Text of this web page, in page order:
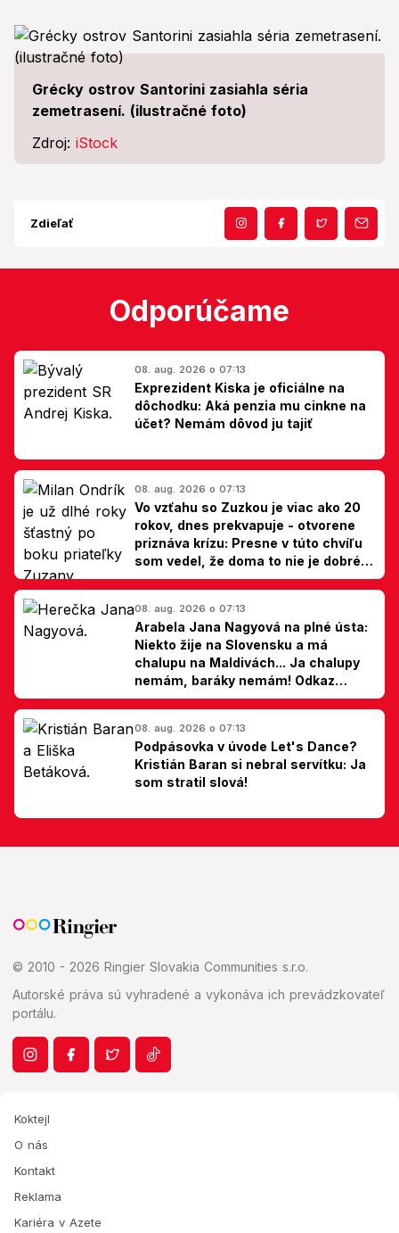
Grécky ostrov Santorini zasiahla séria
zemetrasení. (ilustračné foto)
Zdroj: iStock
Zdieľať
Odporúčame
08. aug. 2026 o 07:13
Exprezident Kiska je oficiálne na
dôchodku: Aká penzia mu cinkne na
účet? Nemám dôvod ju tajiť
08. aug. 2026 o 07:13
Vo vzťahu so Zuzkou je viac ako 20
rokov, dnes prekvapuje - otvorene
priznáva krízu: Presne v túto chvíľu
som vedel, že doma to nie je dobré,
hovorí Milan Ondrík
08. aug. 2026 o 07:13
Arabela Jana Nagyová na plné ústa:
Niekto žije na Slovensku a má
chalupu na Maldivách... Ja chalupy
nemám, baráky nemám! Odkaz
Slovákom
08. aug. 2026 o 07:13
Podpásovka v úvode Let's Dance?
Kristián Baran si nebral servítku: Ja
som stratil slová!
© 2010 - 2026 Ringier Slovakia Communities s.r.o.
Autorské práva sú vyhradené a vykonáva ich prevádzkovateľ
portálu.
Koktejl
O nás
Kontakt
Reklama
Kariéra v Azete